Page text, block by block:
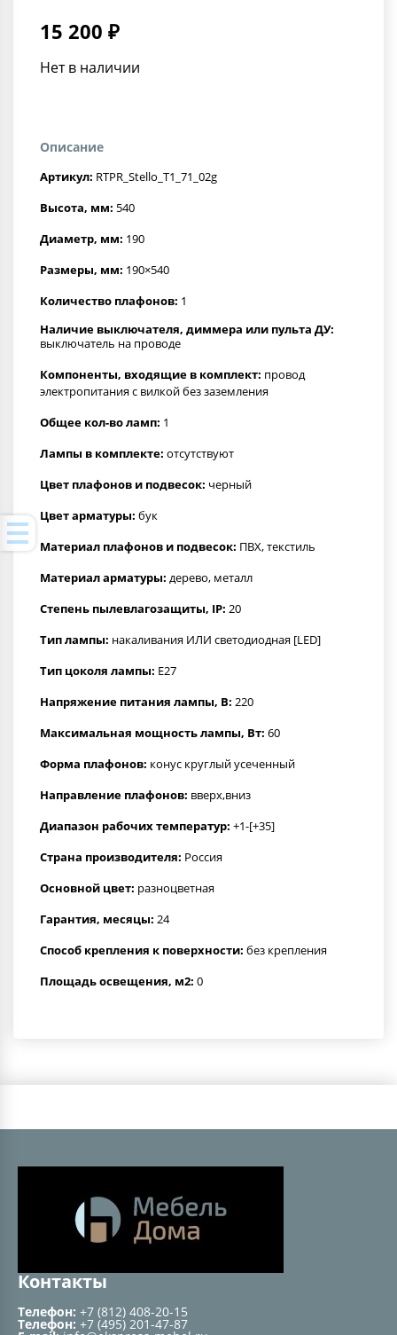
15 200 ₽
Нет в наличии
Описание
Артикул: RTPR_Stello_T1_71_02g
Высота, мм: 540
Диаметр, мм: 190
Размеры, мм: 190×540
Количество плафонов: 1
Наличие выключателя, диммера или пульта ДУ:
выключатель на проводе
Компоненты, входящие в комплект: провод
электропитания с вилкой без заземления
Общее кол-во ламп: 1
Лампы в комплекте: отсутствуют
Цвет плафонов и подвесок: черный
Цвет арматуры: бук
Материал плафонов и подвесок: ПВХ, текстиль
Материал арматуры: дерево, металл
Степень пылевлагозащиты, IP: 20
Тип лампы: накаливания ИЛИ светодиодная [LED]
Тип цоколя лампы: E27
Напряжение питания лампы, В: 220
Максимальная мощность лампы, Вт: 60
Форма плафонов: конус круглый усеченный
Направление плафонов: вверх,вниз
Диапазон рабочих температур: +1-[+35]
Страна производителя: Россия
Основной цвет: разноцветная
Гарантия, месяцы: 24
Способ крепления к поверхности: без крепления
Площадь освещения, м2: 0
Контакты
Телефон: +7 (812) 408-20-15
Телефон: +7 (495) 201-47-87